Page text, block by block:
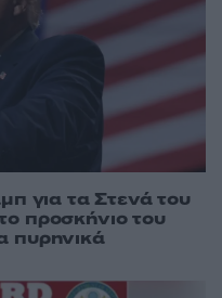
για τα Στενά του
προσκήνιο του
πυρηνικά